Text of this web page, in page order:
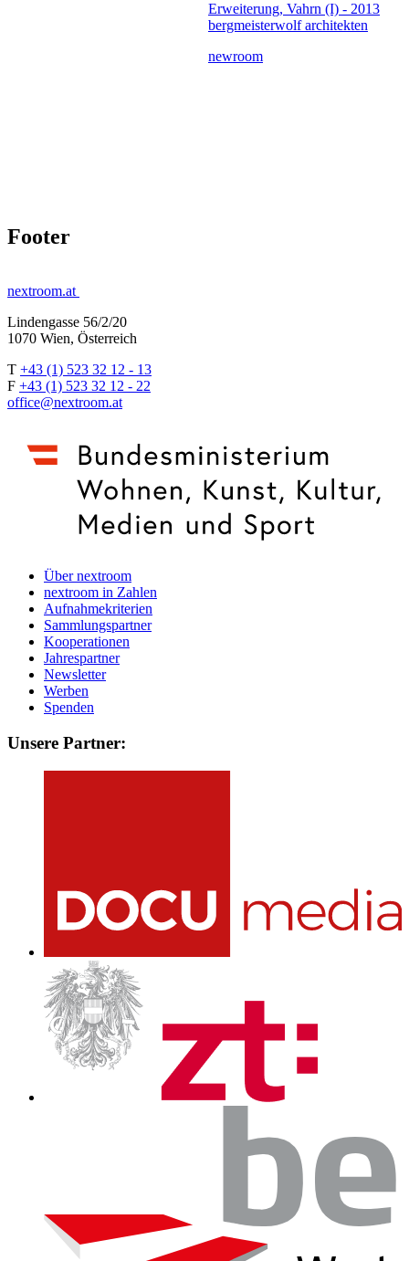
Erweiterung, Vahrn (I) - 2013
bergmeisterwolf architekten
newroom
Footer
nextroom.at
Lindengasse 56/2/20
1070 Wien, Österreich
T +43 (1) 523 32 12 - 13
F +43 (1) 523 32 12 - 22
office@nextroom.at
Über nextroom
nextroom in Zahlen
Aufnahmekriterien
Sammlungspartner
Kooperationen
Jahrespartner
Newsletter
Werben
Spenden
Unsere Partner: